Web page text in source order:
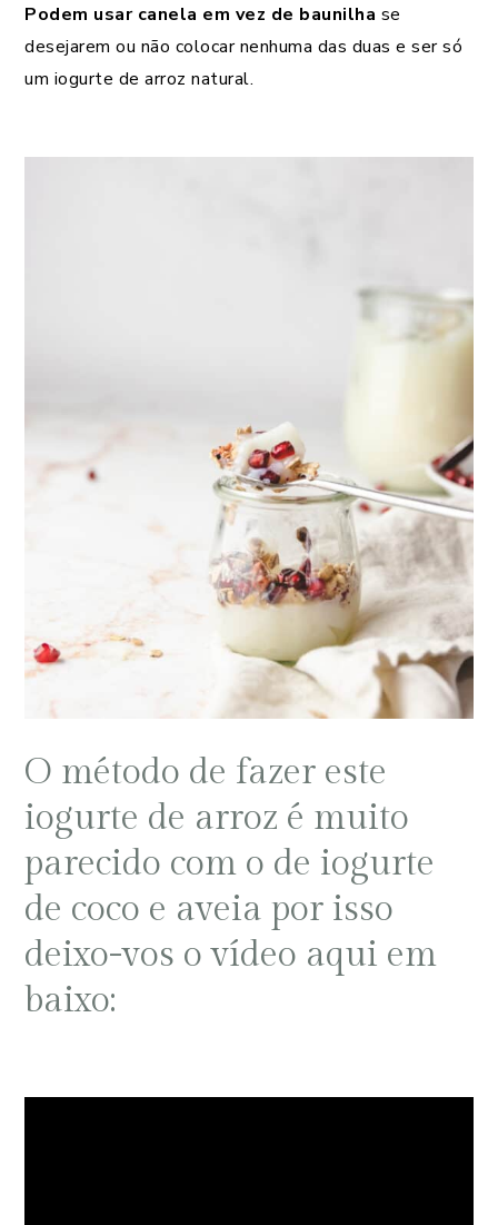
Podem usar canela em vez de baunilha se
desejarem ou não colocar nenhuma das duas e ser só
um iogurte de arroz natural.
O método de fazer este
iogurte de arroz é muito
parecido com o de iogurte
de coco e aveia por isso
deixo-vos o vídeo aqui em
baixo: